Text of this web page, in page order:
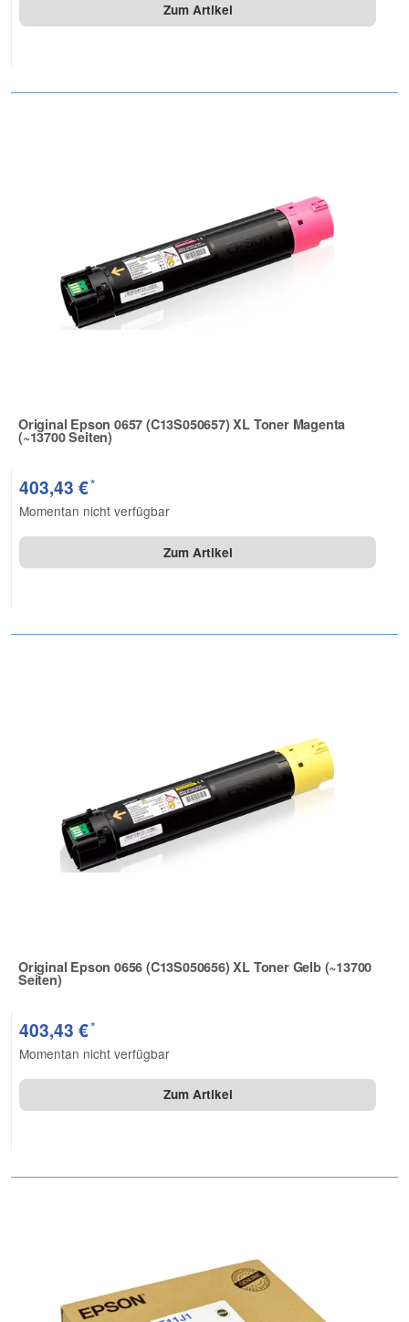
Zum Artikel
Original Epson 0657 (C13S050657) XL Toner Magenta
(~13700 Seiten)
Zur Artikelbewertung
403,43 €*
Momentan nicht verfügbar
Zum Artikel
Original Epson 0656 (C13S050656) XL Toner Gelb (~13700
Seiten)
Zur Artikelbewertung
403,43 €*
Momentan nicht verfügbar
Zum Artikel